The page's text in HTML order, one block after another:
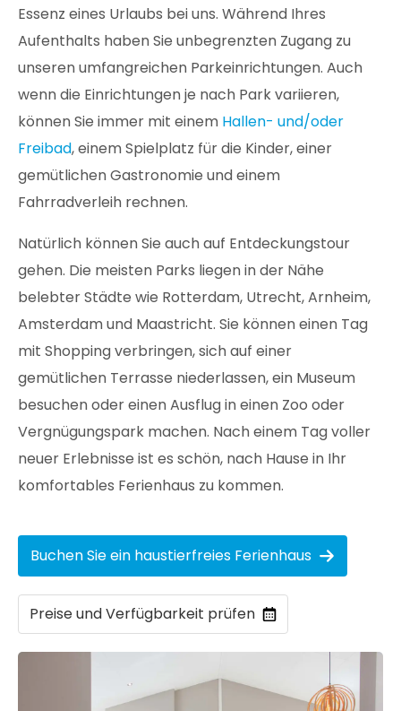
Essenz eines Urlaubs bei uns. Während Ihres
Aufenthalts haben Sie unbegrenzten Zugang zu
unseren umfangreichen Parkeinrichtungen. Auch
wenn die Einrichtungen je nach Park variieren,
können Sie immer mit einem Hallen- und/oder
Freibad, einem Spielplatz für die Kinder, einer
gemütlichen Gastronomie und einem
Fahrradverleih rechnen.
Natürlich können Sie auch auf Entdeckungstour
gehen. Die meisten Parks liegen in der Nähe
belebter Städte wie Rotterdam, Utrecht, Arnheim,
Amsterdam und Maastricht. Sie können einen Tag
mit Shopping verbringen, sich auf einer
gemütlichen Terrasse niederlassen, ein Museum
besuchen oder einen Ausflug in einen Zoo oder
Vergnügungspark machen. Nach einem Tag voller
neuer Erlebnisse ist es schön, nach Hause in Ihr
komfortables Ferienhaus zu kommen.
Buchen Sie ein haustierfreies Ferienhaus
Preise und Verfügbarkeit prüfen